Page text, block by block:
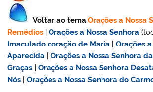
Voltar ao tema:Orações a Nossa
Remédios
|Orações a Nossa Senhora
Imaculado coração de Maria |Orações
Aparecida |Orações a Nossa Senhora
Graças |Orações a Nossa Senhora
Nós |Orações a Nossa Senhora do